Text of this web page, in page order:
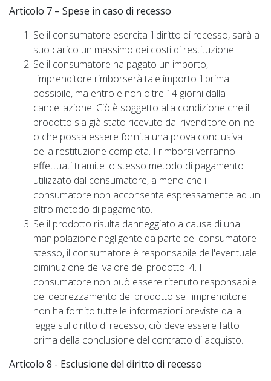
Articolo 7 – Spese in caso di recesso
Se il consumatore esercita il diritto di recesso, sarà a
suo carico un massimo dei costi di restituzione.
Se il consumatore ha pagato un importo,
l'imprenditore rimborserà tale importo il prima
possibile, ma entro e non oltre 14 giorni dalla
cancellazione. Ciò è soggetto alla condizione che il
prodotto sia già stato ricevuto dal rivenditore online
o che possa essere fornita una prova conclusiva
della restituzione completa. I rimborsi verranno
effettuati tramite lo stesso metodo di pagamento
utilizzato dal consumatore, a meno che il
consumatore non acconsenta espressamente ad un
altro metodo di pagamento.
Se il prodotto risulta danneggiato a causa di una
manipolazione negligente da parte del consumatore
stesso, il consumatore è responsabile dell'eventuale
diminuzione del valore del prodotto. 4. Il
consumatore non può essere ritenuto responsabile
del deprezzamento del prodotto se l'imprenditore
non ha fornito tutte le informazioni previste dalla
legge sul diritto di recesso, ciò deve essere fatto
prima della conclusione del contratto di acquisto.
Articolo 8 - Esclusione del diritto di recesso